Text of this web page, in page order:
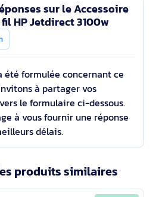
sur le Accessoire
fil HP Jetdirect 3100w
été formulée concernant ce
à partager vos
le formulaire ci-dessous.
à vous fournir une réponse
délais.
produits similaires